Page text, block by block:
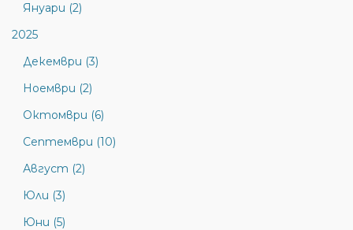
Януари (2)
2025
Декември (3)
Ноември (2)
Октомври (6)
Септември (10)
Август (2)
Юли (3)
Юни (5)